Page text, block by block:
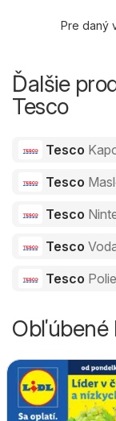
Pre daný
Ďalšie
Tesco
Tesco
Tesco
Tesco
Tesco
Tesco
Obľúbené